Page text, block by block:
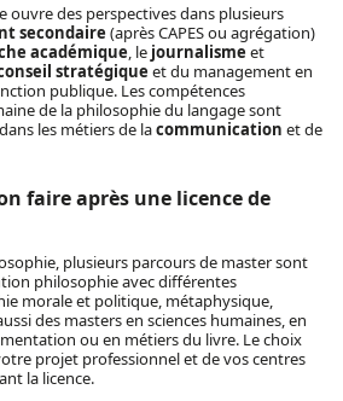
ouvre des perspectives dans plusieurs
secondaire (après CAPES ou agrégation)
académique, le journalisme et
stratégique et du management en
publique. Les compétences
de la philosophie du langage sont
les métiers de lacommunication et de
faire après une licence de
plusieurs parcours de master sont
philosophie avec différentes
morale et politique, métaphysique,
des masters en sciences humaines, en
ou en métiers du livre. Le choix
projet professionnel et de vos centres
la licence.